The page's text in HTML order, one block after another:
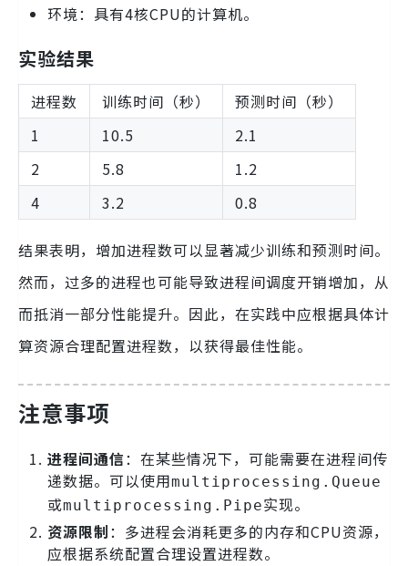
环境：具有4核CPU的计算机。
实验结果
进程数 训练时间（秒）
预测时间（秒）
1
10.5
2.1
2
5.8
1.2
4
3.2 0.8
结果表明，增加进程数可以显著减少训练和预测时间。
然而，过多的进程也可能导致进程间调度开销增加，从
而抵消一部分性能提升。因此，在实践中应根据具体计
算资源合理配置进程数，以获得最佳性能。
注意事项
进程间通信：在某些情况下，可能需要在进程间传
递数据。可以使用multiprocessing.Queue
或multiprocessing.Pipe实现。
资源限制：多进程会消耗更多的内存和CPU资源，
应根据系统配置合理设置进程数。